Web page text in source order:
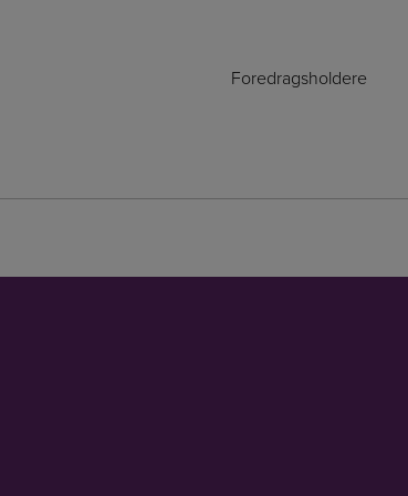
Foredragsholdere